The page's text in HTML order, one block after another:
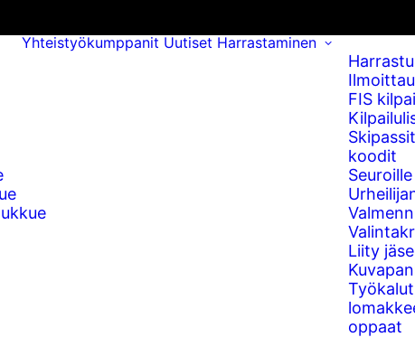
Yhteistyökumppanit Uutiset Harrastaminen
FIS
koodit
Seuroille
Liity
oppaat